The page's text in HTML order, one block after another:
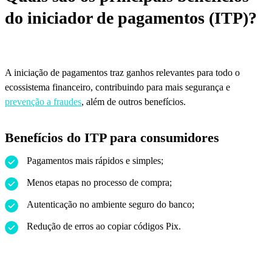
do iniciador de pagamentos (ITP)?
A iniciação de pagamentos traz ganhos relevantes para todo o
ecossistema financeiro, contribuindo para mais segurança e
prevenção a fraudes, além de outros benefícios.
Benefícios do ITP para consumidores
Pagamentos mais rápidos e simples;
Menos etapas no processo de compra;
Autenticação no ambiente seguro do banco;
Redução de erros ao copiar códigos Pix.